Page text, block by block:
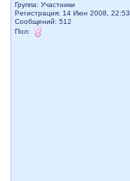
Группа: Участники
Регистрация: 14 Июн 2008, 22:53
Сообщений: 512
Пол: